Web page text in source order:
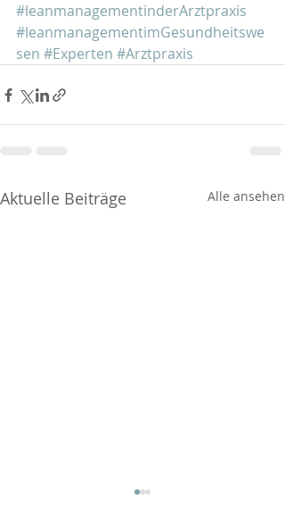
#leanmanagementinderArztpraxis
#leanmanagementimGesundheitswe
sen #Experten #Arztpraxis
Aktuelle Beiträge Alle ansehen